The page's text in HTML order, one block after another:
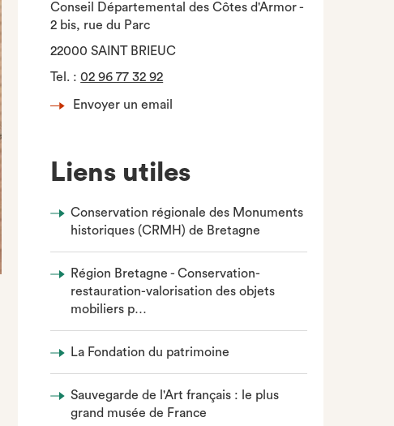
Conseil Départemental des Côtes d'Armor -
2 bis, rue du Parc
22000 SAINT BRIEUC
Tel. :02 96 77 32 92
Envoyer un email
Liens utiles
Conservation régionale des Monuments
historiques (CRMH) de Bretagne
Région Bretagne - Conservation-
restauration-valorisation des objets
mobiliers p…
La Fondation du patrimoine
Sauvegarde de l'Art français : le plus
grand musée de France